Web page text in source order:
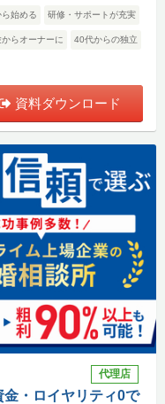
ら始める 研修・サポートが充実
らオーナーに 40代からの独立
資料ダウンロード
代理店
・ロイヤリティ0で